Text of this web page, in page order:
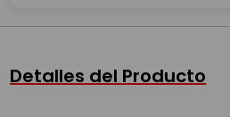
Detalles del Producto